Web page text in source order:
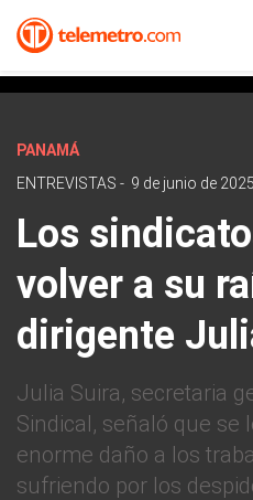
PANAMÁ
ENTREVISTAS - 9 de junio de
Los
volver a su
dirigente
Julia Suira, secretaria
Sindical, señaló que se
enorme daño a los
sufriendo por los